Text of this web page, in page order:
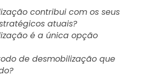
contribui com os seus
atuais?
é a única opção
de desmobilização que